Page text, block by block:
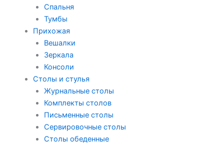
Спальня
Тумбы
Прихожая
Вешалки
Зеркала
Консоли
Столы и стулья
Журнальные столы
Комплекты столов
Письменные столы
Сервировочные столы
Столы обеденные